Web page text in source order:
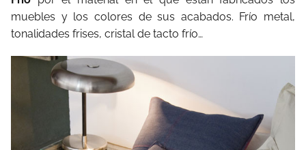
muebles y los colores de sus acabados. Frío metal,
tonalidades frises, cristal de tacto frío…